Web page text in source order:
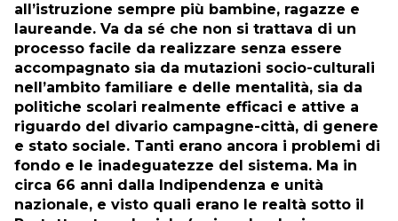
all’istruzione sempre più bambine, ragazze e
laureande. Va da sé che non si trattava di un
processo facile da realizzare senza essere
accompagnato sia da mutazioni socio-culturali
nell’ambito familiare e delle mentalità, sia da
politiche scolari realmente efficaci e attive a
riguardo del divario campagne-città, di genere
e stato sociale. Tanti erano ancora i problemi di
fondo e le inadeguatezze del sistema. Ma in
circa 66 anni dalla Indipendenza e unità
nazionale, e visto quali erano le realtà sotto il